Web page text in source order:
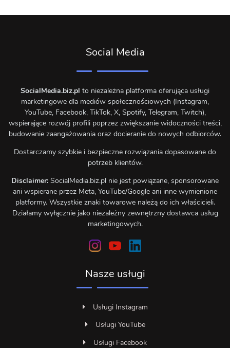
Social Media
SocialMedia.biz.pl to niezależna platforma oferująca usługi
marketingowe dla mediów społecznościowych (Instagram,
YouTube, Facebook, TikTok, X, Spotify, Telegram, Twitch),
wspierające rozwój profili poprzez zwiększanie widoczności treści,
budowanie zaangażowania oraz docieranie do nowych odbiorców.
Dostarczamy szybkie i bezpieczne rozwiązania dopasowane do
potrzeb klientów.
Disclaimer: SocialMedia.biz.pl nie jest powiązane, sponsorowane
ani wspierane przez Meta, YouTube/Google ani inne wymienione
platformy. Wszystkie znaki towarowe należą do ich właścicieli.
Działamy wyłącznie jako niezależny zewnętrzny dostawca usług
marketingowych.
Nasze usługi
Usługi Instagram
Usługi YouTube
Usługi Facebook